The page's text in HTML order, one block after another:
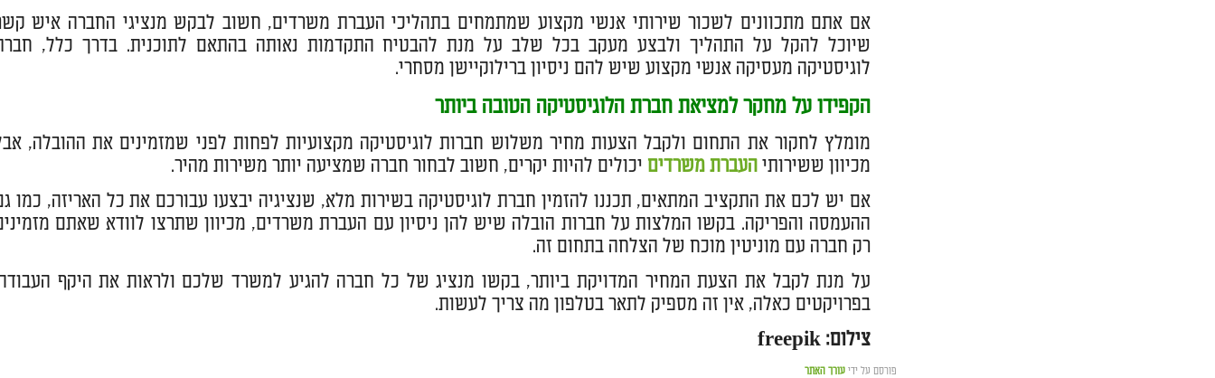
אם אתם מתכוונים לשכור שירותי אנשי מקצוע שמתמחים בתהליכי העברת משרדים, חשוב לבקש מנציגי החברה איש
שיוכל להקל על התהליך ולבצע מעקב בכל שלב על מנת להבטיח התקדמות נאותה בהתאם לתוכנית. בדרך כלל,
לוגיסטיקה מעסיקה אנשי מקצוע שיש להם ניסיון ברילוקיישן מסחרי.
הקפידו על מחקר למציאת חברת הלוגיסטיקה הטובה ביותר
מומלץ לחקור את התחום ולקבל הצעות מחיר משלוש חברות לוגיסטיקה מקצועיות לפחות לפני שמזמינים את ההובלה,
מכיוון ששירותיהעברת משרדים יכולים להיות יקרים, חשוב לבחור חברה שמציעה יותר משירות מהיר.
אם יש לכם את התקציב המתאים, תכננו להזמין חברת לוגיסטיקה בשירות מלא, שנציגיה יבצעו עבורכם את כל האריזה, כמו
ההעמסה והפריקה. בקשו המלצות על חברות הובלה שיש להן ניסיון עם העברת משרדים, מכיוון שתרצו לוודא שאתם
רק חברה עם מוניטין מוכח של הצלחה בתחום זה.
על מנת לקבל את הצעת המחיר המדויקת ביותר, בקשו מנציג של כל חברה להגיע למשרד שלכם ולראות את היקף
בפרויקטים כאלה, אין זה מספיק לתאר בטלפון מה צריך לעשות.
צילום: freepik
פורסם על ידי עורך האתר